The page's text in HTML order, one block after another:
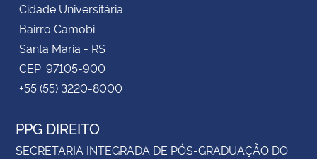
Cidade Universitária
Bairro Camobi
Santa Maria - RS
CEP: 97105-900
+55 (55) 3220-8000
PPG DIREITO
SECRETARIA INTEGRADA DE PÓS-GRADUAÇÃO DO